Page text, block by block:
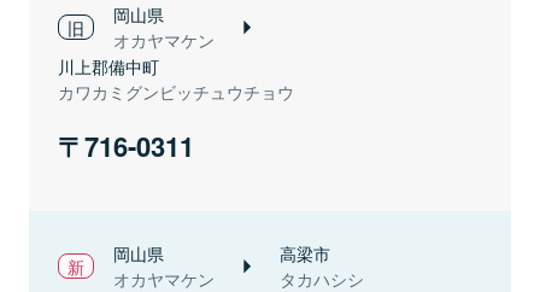
岡山県
オカヤマケン
川上郡備中町
カワカミグンビッチュウチョウ
716-0311
岡山県
オカヤマケン
高梁市
タカハシシ